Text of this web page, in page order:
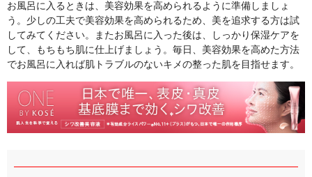
お風呂に入るときは、美容効果を高められるように準備しましょ
う。少しの工夫で美容効果を高められるため、美を追求する方は試
してみてください。またお風呂に入った後は、しっかり保湿ケアを
して、もちもち肌に仕上げましょう。毎日、美容効果を高めた方法
でお風呂に入れば肌トラブルのないキメの整った肌を目指せます。